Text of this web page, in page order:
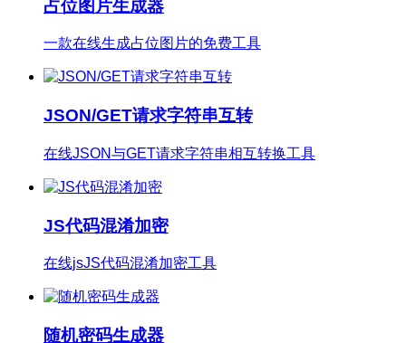
一款在线生成占位图片的免费工具
JSON/GET请求字符串互转
在线JSON与GET请求字符串相互转换工具
JS代码混淆加密
在线jsJS代码混淆加密工具
随机密码生成器